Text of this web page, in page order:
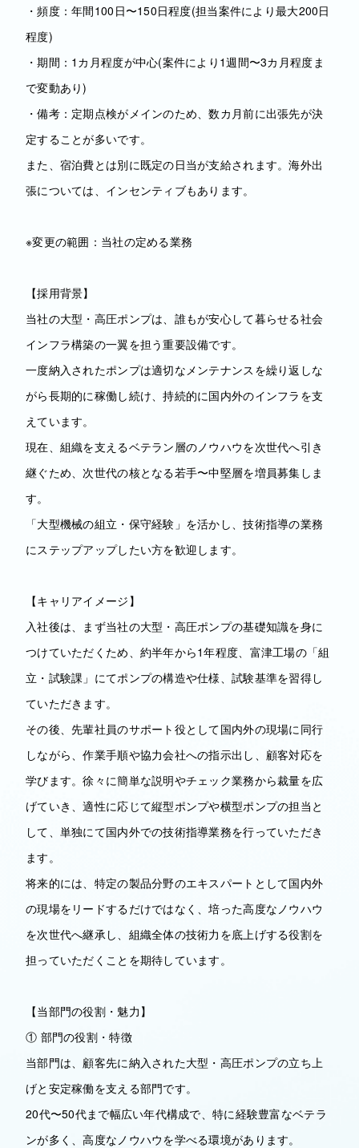
・頻度：年間100日〜150日程度(担当案件により最大200日
程度)
・期間：1カ月程度が中心(案件により1週間〜3カ月程度ま
で変動あり)
・備考：定期点検がメインのため、数カ月前に出張先が決
定することが多いです。
また、宿泊費とは別に既定の日当が支給されます。海外出
張については、インセンティブもあります。
※変更の範囲：当社の定める業務
【採用背景】
当社の大型・高圧ポンプは、誰もが安心して暮らせる社会
インフラ構築の一翼を担う重要設備です。
一度納入されたポンプは適切なメンテナンスを繰り返しな
がら長期的に稼働し続け、持続的に国内外のインフラを支
えています。
現在、組織を支えるベテラン層のノウハウを次世代へ引き
継ぐため、次世代の核となる若手〜中堅層を増員募集しま
す。
「大型機械の組立・保守経験」を活かし、技術指導の業務
にステップアップしたい方を歓迎します。
【キャリアイメージ】
入社後は、まず当社の大型・高圧ポンプの基礎知識を身に
つけていただくため、約半年から1年程度、富津工場の「組
立・試験課」にてポンプの構造や仕様、試験基準を習得し
ていただきます。
その後、先輩社員のサポート役として国内外の現場に同行
しながら、作業手順や協力会社への指示出し、顧客対応を
学びます。徐々に簡単な説明やチェック業務から裁量を広
げていき、適性に応じて縦型ポンプや横型ポンプの担当と
して、単独にて国内外での技術指導業務を行っていただき
ます。
将来的には、特定の製品分野のエキスパートとして国内外
の現場をリードするだけではなく、培った高度なノウハウ
を次世代へ継承し、組織全体の技術力を底上げする役割を
担っていただくことを期待しています。
【当部門の役割・魅力】
① 部門の役割・特徴
当部門は、顧客先に納入された大型・高圧ポンプの立ち上
げと安定稼働を支える部門です。
20代〜50代まで幅広い年代構成で、特に経験豊富なベテラ
ンが多く、高度なノウハウを学べる環境があります。